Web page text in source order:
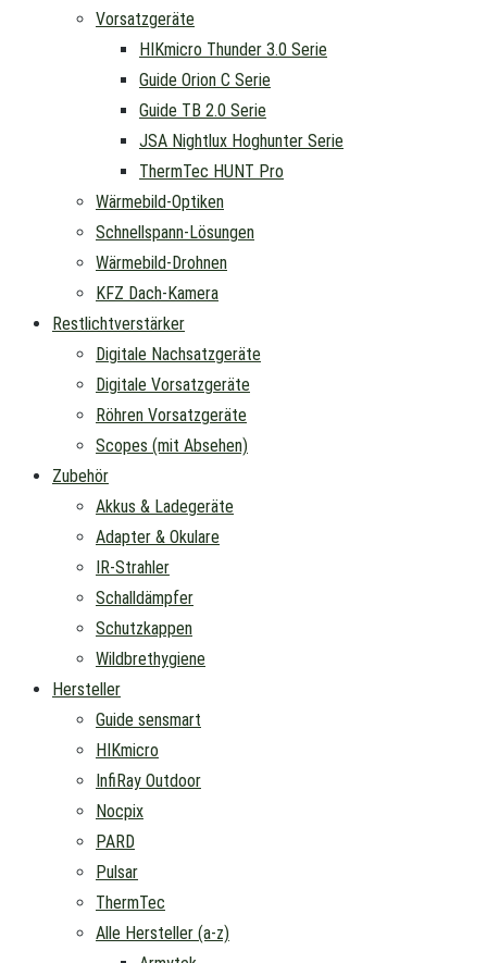
Vorsatzgeräte
HIKmicro Thunder 3.0 Serie
Guide Orion C Serie
Guide TB 2.0 Serie
JSA Nightlux Hoghunter Serie
ThermTec HUNT Pro
Wärmebild-Optiken
Schnellspann-Lösungen
Wärmebild-Drohnen
KFZ Dach-Kamera
Restlichtverstärker
Digitale Nachsatzgeräte
Digitale Vorsatzgeräte
Röhren Vorsatzgeräte
Scopes (mit Absehen)
Zubehör
Akkus & Ladegeräte
Adapter & Okulare
IR-Strahler
Schalldämpfer
Schutzkappen
Wildbrethygiene
Hersteller
Guide sensmart
HIKmicro
InfiRay Outdoor
Nocpix
PARD
Pulsar
ThermTec
Alle Hersteller (a-z)